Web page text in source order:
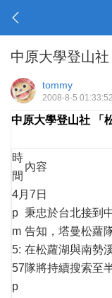
中原大學登山
tommy
2008-8-5 01:33:52
中原大學登山社 「
時
間
內容
4月7日
p
m
5:
57
秉忠於台北接到
告知，塔曼松蘿
在松蘿湖與南勢
隊將持續搜索至
p